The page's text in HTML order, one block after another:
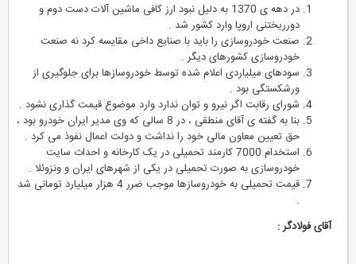
در دهه ی 1370 به دلیل نبود ارز کافی ماشین آلات دست دوم و
دورریختنی اروپا وارد کشور شد .
صنعت خودروسازی را باید با صنایع داخی مقایسه کرد نه صنعت
خودروسازی کشورهای دیگر .
سودهای میلیاردی اعلام شده توسط خودروسازها برای جلوگیری از
ورشکستگی بود .
شورای رقابت اگر نیرو و توان ندارد وارد موضوع قیمت گذاری نشود .
بنا به گفته ی آقای منطقی ، در 8 سالی که وی مدیر ایران خودرو بود ،
حق تعیین معاون مالی خود را نداشت و دولت اعمال نفوذ می کرد .
استخدام 7000 کارمند تحمیلی در یک کارخانه و احداث سایت
خودروسازی به صورت تحمیلی در یکی از شهرهای ایران و ونزوئلا .
قیمت تحمیلی به خودروسازها موجب ضرر 4 هزار میلیارد تومانی شد
آقای فولادگر :